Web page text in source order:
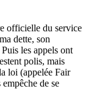
officielle du service
dette, son
les appels ont
polis, mais
loi (appelée Fair
de se